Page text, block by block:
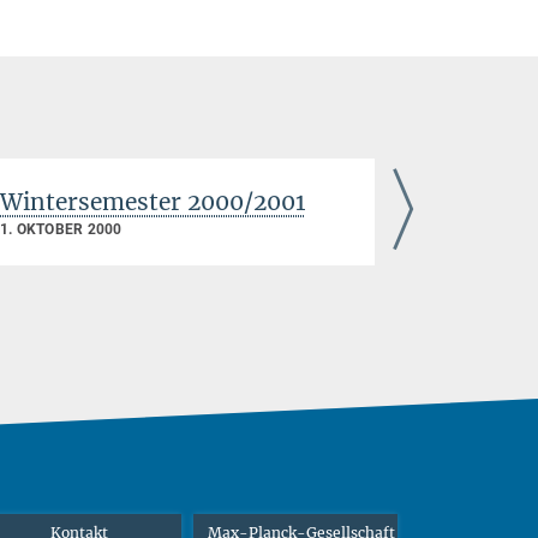
Wintersemester 2000/2001
1. OKTOBER 2000
Kontakt Max-Planck-Gesellschaft